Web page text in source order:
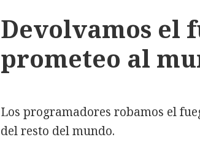
Devolvamos el
prometeo al
Los programadores robamos el
del resto del mundo.